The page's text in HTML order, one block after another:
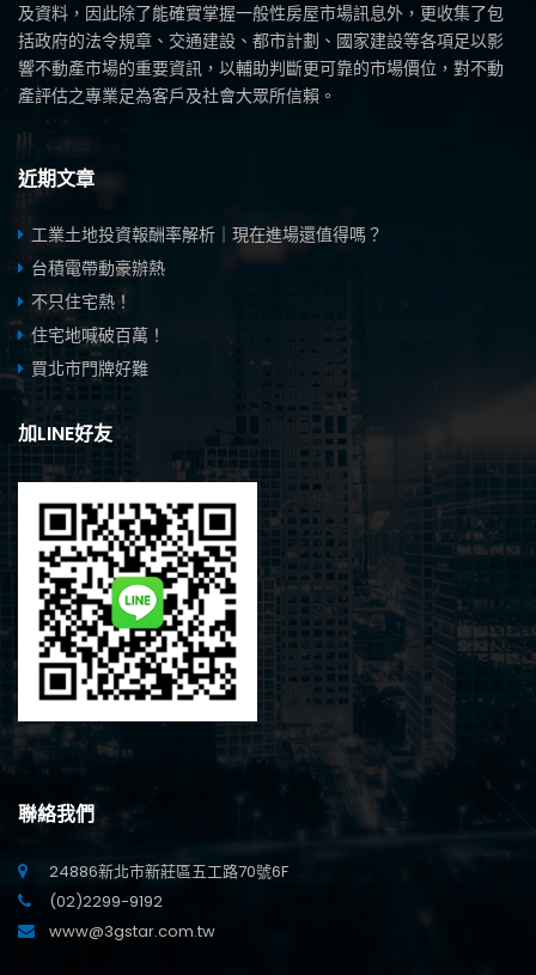
及資料，因此除了能確實掌握一般性房屋市場訊息外，更收集了包
括政府的法令規章、交通建設、都市計劃、國家建設等各項足以影
響不動產市場的重要資訊，以輔助判斷更可靠的市場價位，對不動
產評估之專業足為客戶及社會大眾所信賴。
近期文章
工業土地投資報酬率解析｜現在進場還值得嗎？
台積電帶動豪辦熱
不只住宅熱！
住宅地喊破百萬！
買北市門牌好難
加LINE好友
聯絡我們
24886新北市新莊區五工路70號6F
(02)2299-9192
www@3gstar.com.tw